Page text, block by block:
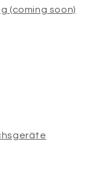
(coming soon)